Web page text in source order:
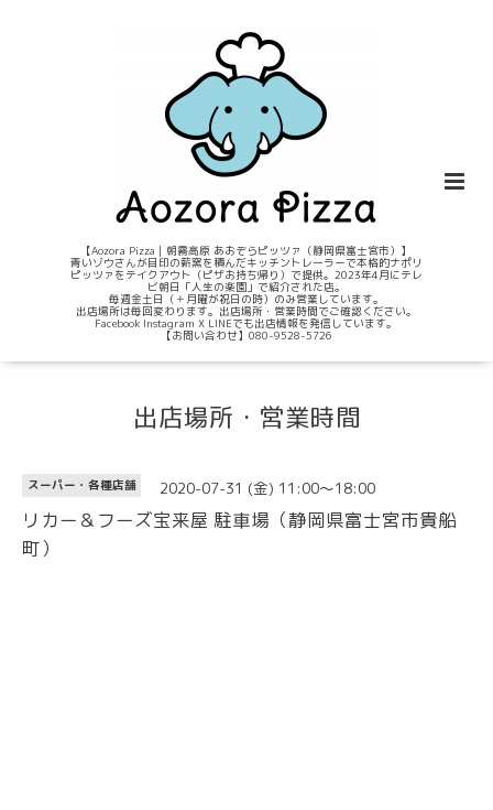
【Aozora Pizza｜朝霧高原 あおぞらピッツァ（静岡県富士宮市）】
青いゾウさんが目印の薪窯を積んだキッチントレーラーで本格的ナポリ
ピッツァをテイクアウト（ピザお持ち帰り）で提供。2023年4月にテレ
ビ朝日「人生の楽園」で紹介された店。
毎週金土日（＋月曜が祝日の時）のみ営業しています。
出店場所は毎回変わります。出店場所・営業時間でご確認ください。
Facebook Instagram X LINEでも出店情報を発信しています。
【お問い合わせ】080-9528-5726
出店場所・営業時間
スーパー・各種店舗 2020-07-31 (金) 11:00～18:00
リカー＆フーズ宝来屋 駐車場（静岡県富士宮市貴船
町）